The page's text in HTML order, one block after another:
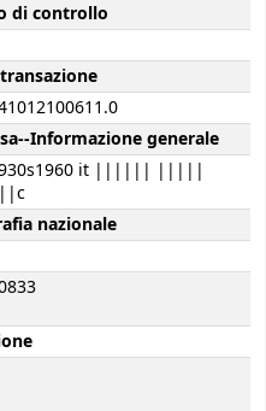
di controllo
Informazione generale
it |||||| |||||
nazionale